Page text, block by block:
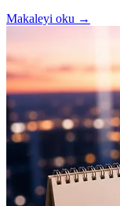
Makaleyi oku →